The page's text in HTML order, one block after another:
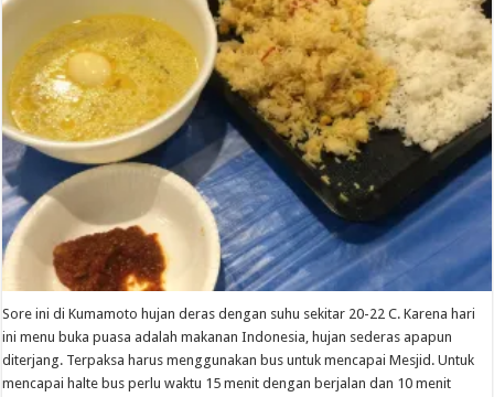
Sore ini di Kumamoto hujan deras dengan suhu sekitar 20-22 C. Karena hari
ini menu buka puasa adalah makanan Indonesia, hujan sederas apapun
diterjang. Terpaksa harus menggunakan bus untuk mencapai Mesjid. Untuk
mencapai halte bus perlu waktu 15 menit dengan berjalan dan 10 menit